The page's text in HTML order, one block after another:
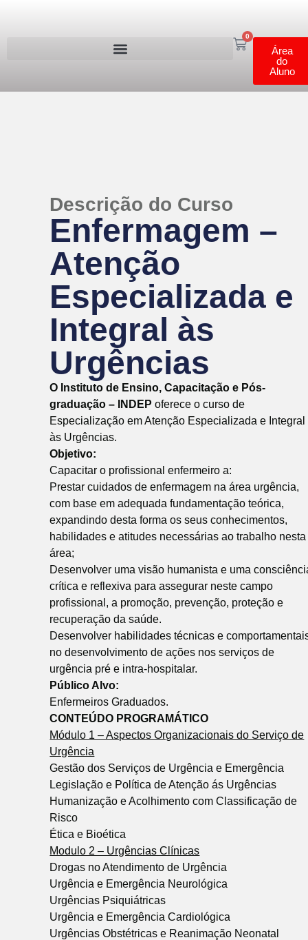
0
Área
do
Aluno
Descrição do Curso
Enfermagem –
Atenção
Especializada e
Integral às
Urgências
O Instituto de Ensino, Capacitação e Pós-
graduação – INDEPoferece o curso de
Especialização em Atenção Especializada e Integral
às Urgências.
Objetivo:
Capacitar o profissional enfermeiro a:
Prestar cuidados de enfermagem na área urgência,
com base em adequada fundamentação teórica,
expandindo desta forma os seus conhecimentos,
habilidades e atitudes necessárias ao trabalho nesta
área;
Desenvolver uma visão humanista e uma
crítica e reflexiva para assegurar neste campo
profissional, a promoção, prevenção, proteção e
recuperação da saúde.
Desenvolver habilidades técnicas e
no desenvolvimento de ações nos serviços de
urgência pré e intra-hospitalar.
Público Alvo:
Enfermeiros Graduados.
CONTEÚDO PROGRAMÁTICO
Módulo 1 – Aspectos Organizacionais do Serviço de
Urgência
Gestão dos Serviços de Urgência e Emergência
Legislação e Política de Atenção ás Urgências
Humanização e Acolhimento com Classificação de
Risco
Ética e Bioética
Modulo 2 – Urgências Clínicas
Drogas no Atendimento de Urgência
Urgência e Emergência Neurológica
Urgências Psiquiátricas
Urgência e Emergência Cardiológica
Urgências Obstétricas e Reanimação Neonatal